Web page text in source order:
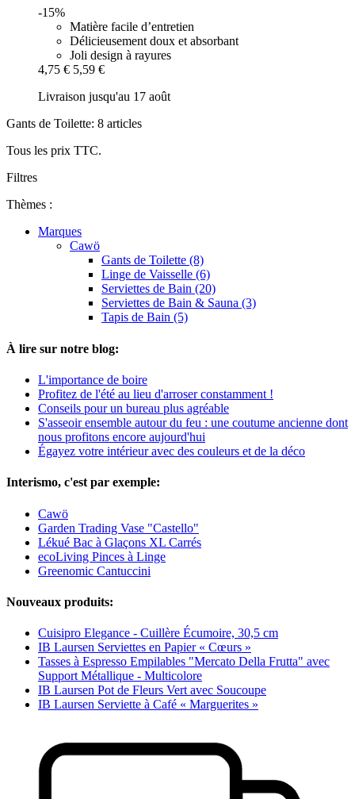
-15%
Matière facile d’entretien
Délicieusement doux et absorbant
Joli design à rayures
4,75 € 5,59 €
Livraison jusqu'au 17 août
Gants de Toilette: 8 articles
Tous les prix TTC.
Filtres
Thèmes :
Marques
Cawö
Gants de Toilette (8)
Linge de Vaisselle (6)
Serviettes de Bain (20)
Serviettes de Bain & Sauna (3)
Tapis de Bain (5)
À lire sur notre blog:
L'importance de boire
Profitez de l'été au lieu d'arroser constamment !
Conseils pour un bureau plus agréable
S'asseoir ensemble autour du feu : une coutume ancienne dont
nous profitons encore aujourd'hui
Égayez votre intérieur avec des couleurs et de la déco
Interismo, c'est par exemple:
Cawö
Garden Trading Vase "Castello"
Lékué Bac à Glaçons XL Carrés
ecoLiving Pinces à Linge
Greenomic Cantuccini
Nouveaux produits:
Cuisipro Elegance - Cuillère Écumoire, 30,5 cm
IB Laursen Serviettes en Papier « Cœurs »
Tasses à Espresso Empilables "Mercato Della Frutta" avec
Support Métallique - Multicolore
IB Laursen Pot de Fleurs Vert avec Soucoupe
IB Laursen Serviette à Café « Marguerites »